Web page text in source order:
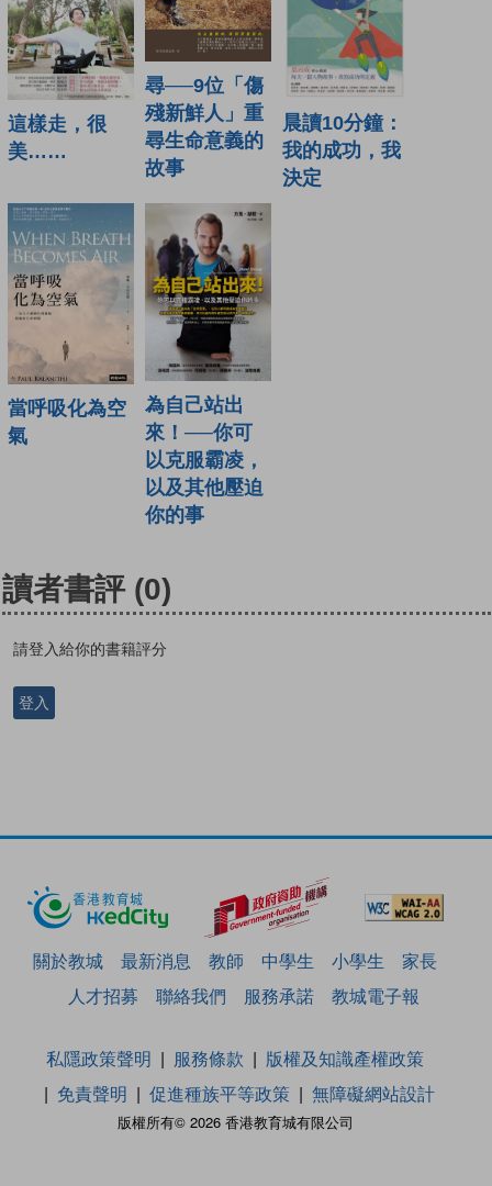
這樣走，很
美……
尋──9位「傷
殘新鮮人」重
尋生命意義的
故事
晨讀10分鐘：
我的成功，我
決定
當呼吸化為空
氣
為自己站出
來！──你可
以克服霸凌，
以及其他壓迫
你的事
讀者書評 (0)
請登入給你的書籍評分
登入
關於教城 最新消息 教師 中學生 小學生
家長
人才招募
聯絡我們 服務承諾 教城電子報
版權所有© 2026 香港教育城有限公司
私隱政策聲明 服務條款
版權及知識產權政策
免責聲明
促進種族平等政策 無障礙網站設計